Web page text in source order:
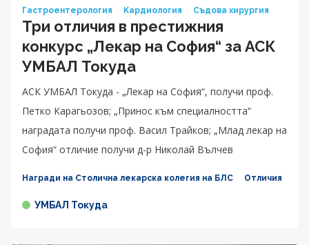
Гастроентерология
Кардиология Съдова хирургия
Три отличия в престижния
конкурс „Лекар на София“ за АСК
УМБАЛ Токуда
АСК УМБАЛ Токуда - „Лекар на София“, получи проф.
Петко Карагьозов; „Принос към специалността“
наградата получи проф. Васил Трайков; „Млад лекар на
София“ отличие получи д-р Николай Вълчев
Награди на Столична лекарска колегия на БЛС Отличия
УМБАЛ Токуда